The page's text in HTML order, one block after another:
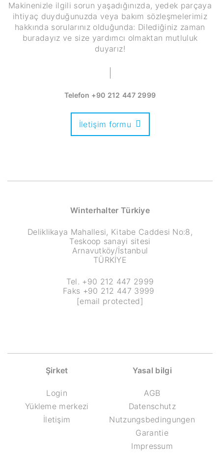
Makinenizle ilgili sorun yaşadığınızda, yedek parçaya
ihtiyaç duyduğunuzda veya bakım sözleşmelerimiz
hakkında sorularınız olduğunda: Dilediğiniz zaman
buradayız ve size yardımcı olmaktan mutluluk
duyarız!
Telefon +90 212 447 2999
İletişim formu
Winterhalter Türkiye
Deliklikaya Mahallesi, Kitabe Caddesi No:8,
Teskoop sanayi sitesi
Arnavutköy/İstanbul
TÜRKİYE
Tel. +90 212 447 2999
Faks +90 212 447 3999
[email protected]
Şirket
Login
Yükleme merkezi
İletişim
Yasal bilgi
AGB
Datenschutz
Nutzungsbedingungen
Garantie
Impressum